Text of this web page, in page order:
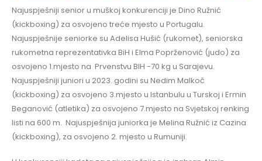
Najuspješniji senior u muškoj konkurenciji je Dino Ružnić
(kickboxing) za osvojeno treće mjesto u Portugalu.
Najuspješnije seniorke su Adelisa Hušić (rukomet), seniorska
rukometna reprezentativka BiH i Elma Poprženović (judo) za
osvojeno 1.mjesto na Prvenstvu BIH -70 kg u Sarajevu.
Najuspješniji juniori u 2023. godini su Nedim Malkoč
(kickboxing) za osvojeno 3.mjesto u Istanbulu u Turskoj i Ermin
Beganović (atletika) za osvojeno 7.mjesto na Svjetskoj renking
listi na 600 m. Najuspješnija juniorka je Melina Ružnić iz Cazina
(kickboxing), za osvojeno 2. mjesto u Rumuniji.